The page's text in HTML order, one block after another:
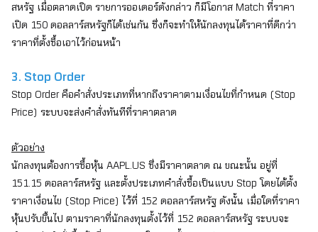
สหรัฐ เมื่อตลาดเปิด รายการออเดอร์ดังกล่าว ก็มีโอกาส Match ที่ราคา
เปิด 150 ดอลลาร์สหรัฐก็ได้เช่นกัน ซึ่งก็จะทำให้นักลงทุนได้ราคาที่ดีกว่า
ราคาที่ตั้งซื้อเอาไว้ก่อนหน้า
3. Stop Order
Stop Order คือคำสั่งประเภทที่หากถึงราคาตามเงื่อนไขที่กำหนด (Stop
Price) ระบบจะส่งคำสั่งทันทีที่ราคาตลาด
ตัวอย่าง
นักลงทุนต้องการซื้อหุ้น AAPL.US ซึ่งมีราคาตลาด ณ ขณะนั้น อยู่ที่
151.15 ดอลลาร์สหรัฐ และตั้งประเภทคำสั่งซื้อเป็นแบบ Stop โดยได้ตั้ง
ราคาเงื่อนไข (Stop Price) ไว้ที่ 152 ดอลลาร์สหรัฐ ดังนั้น เมื่อใดที่ราคา
หุ้นปรับขึ้นไป ตามราคาที่นักลงทุนตั้งไว้ที่ 152 ดอลลาร์สหรัฐ ระบบจะ